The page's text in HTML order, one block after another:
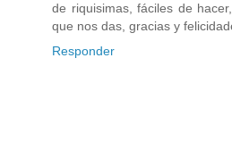
de riquisimas, fáciles de
que nos das, gracias y
Responder